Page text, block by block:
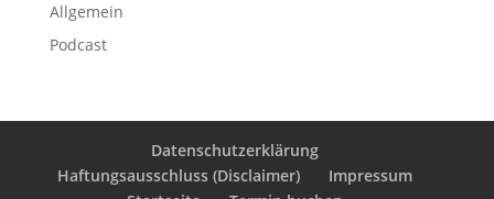
Allgemein
Podcast
Datenschutzerklärung
Haftungsausschluss (Disclaimer)
Impressum